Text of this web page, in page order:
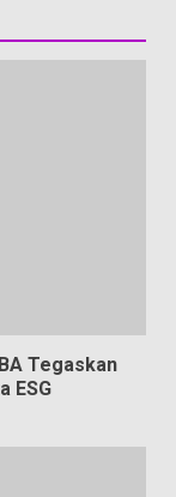
Tegaskan
ESG